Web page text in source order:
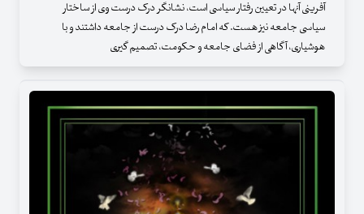
آفرینی آنها در تعیین رفتار سیاسی است، نشانگر درک درست وی از ساختار
سیاسی جامعه نیز هست. که امام رضا درک درست از جامعه داشتند و با
هوشیاری، آگاهی از فضای جامعه و حکومت، تصمیم گیری